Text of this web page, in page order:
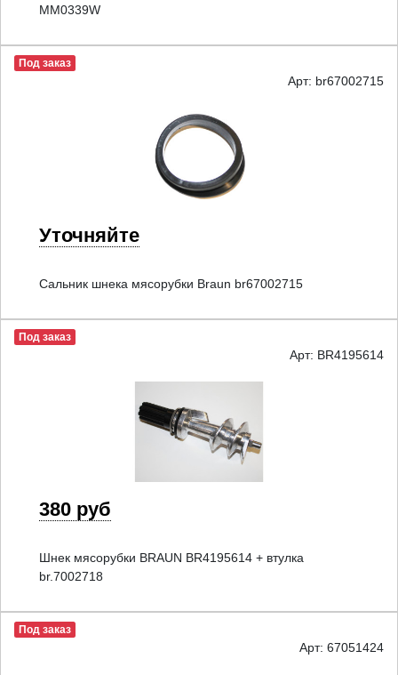
MM0339W
Под заказ
Арт: br67002715
Уточняйте
Сальник шнека мясорубки Braun br67002715
Под заказ
Арт: BR4195614
380 руб
Шнек мясорубки BRAUN BR4195614 + втулка
br.7002718
Под заказ
Арт: 67051424